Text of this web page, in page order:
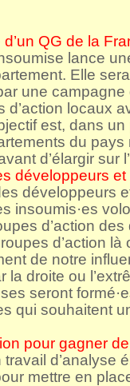
d’un QG de la
lance
Elle
une
d’action locaux
est, dans
du pays
d’élargir sur
développeurs
développeurs
insoumis·es
d’action
d’action
de notre
la droite ou
seront
qui souhaitent
pour gagner
travail
mettre en